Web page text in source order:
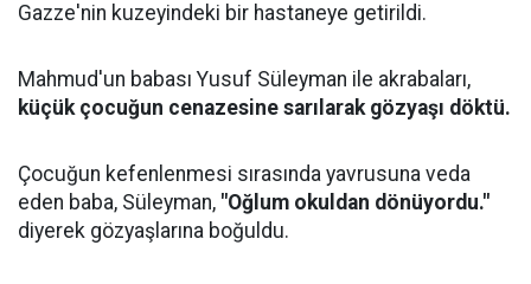
Gazze'nin kuzeyindeki bir hastaneye getirildi.
Mahmud'un babası Yusuf Süleyman ile akrabaları,
küçük çocuğun cenazesine sarılarak gözyaşı döktü.
Çocuğun kefenlenmesi sırasında yavrusuna veda
eden baba, Süleyman, "Oğlum okuldan dönüyordu."
diyerek gözyaşlarına boğuldu.